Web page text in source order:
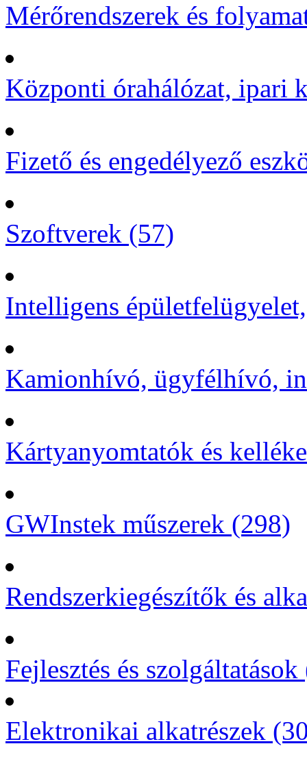
Mérőrendszerek és
Központi órahálózat, ipari
Fizető és engedélyező
Szoftverek (57)
Intelligens
Kamionhívó, ügyfélhívó,
Kártyanyomtatók és
GWInstek műszerek (298)
Rendszerkiegészítők és
Fejlesztés és
Elektronikai alkatrészek